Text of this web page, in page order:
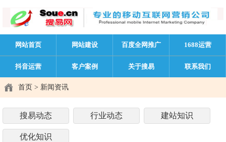
网站首页 网站建设 百度全网推广 1688运营
抖音运营 客户案例 关于搜易 联系我们
首页 > 新闻资讯
搜易动态 行业动态 建站知识
优化知识